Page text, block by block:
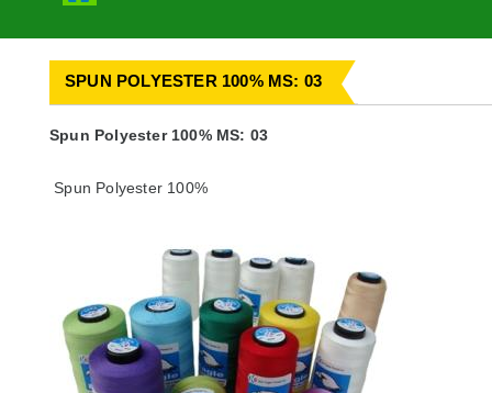
SPUN POLYESTER 100% MS: 03
Spun Polyester 100% MS: 03
Spun Polyester 100%